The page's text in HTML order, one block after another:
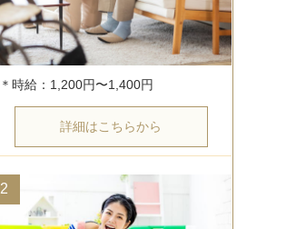
詳細はこちらから
2